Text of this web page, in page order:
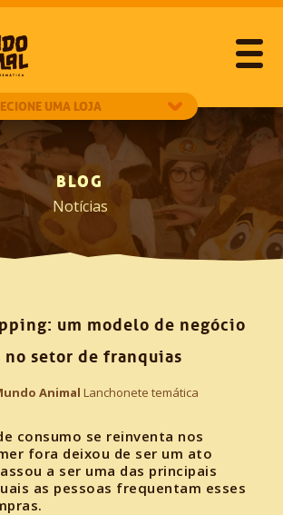
BLOG
Notícias
um modelo de negócio
no setor de franquias
Animal Lanchonete temática
consumo se reinventa nos
fora deixou de ser um ato
a ser uma das principais
as pessoas frequentam esses